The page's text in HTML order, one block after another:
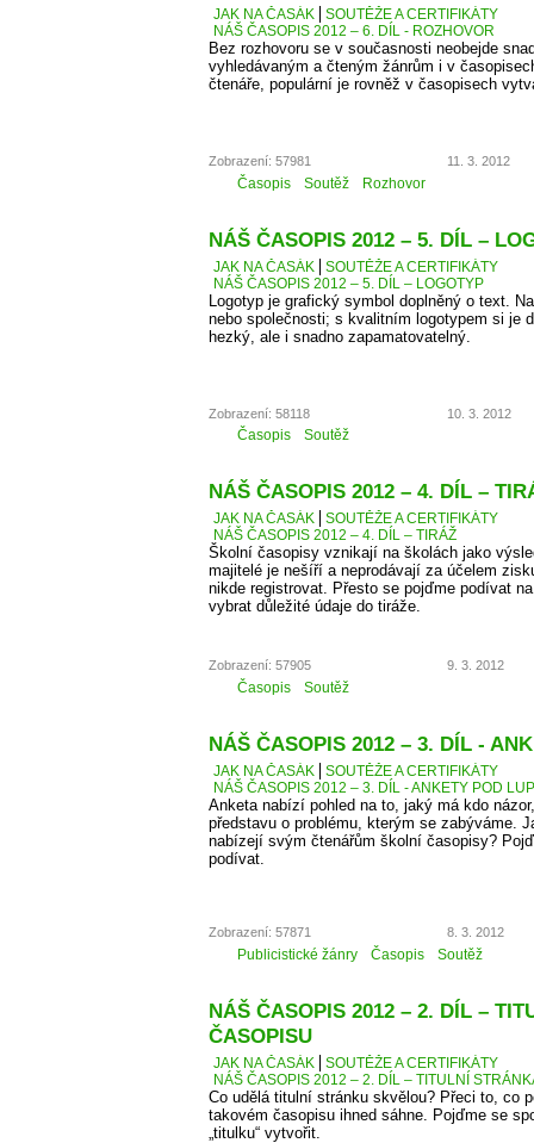
JAK NA ČASÁK
SOUTĚŽE A CERTIFIKÁTY
NÁŠ ČASOPIS 2012 – 6. DÍL - ROZHOVOR
Bez rozhovoru se v současnosti neobejde
vyhledávaným a čteným žánrům i v
čtenáře, populární je rovněž v časopisech
Zobrazení: 57981 11. 3. 2012
Časopis Soutěž Rozhovor
NÁŠ ČASOPIS 2012 – 5. DÍL –
JAK NA ČASÁK
SOUTĚŽE A CERTIFIKÁTY
NÁŠ ČASOPIS 2012 – 5. DÍL – LOGOTYP
Logotyp je grafický symbol doplněný o text.
nebo společnosti; s kvalitním logotypem si je
hezký, ale i snadno zapamatovatelný.
Zobrazení: 58118 10. 3. 2012
Časopis Soutěž
NÁŠ ČASOPIS 2012 – 4. DÍL –
JAK NA ČASÁK
SOUTĚŽE A CERTIFIKÁTY
NÁŠ ČASOPIS 2012 – 4. DÍL – TIRÁŽ
Školní časopisy vznikají na školách jako
majitelé je nešíří a neprodávají za účelem
nikde registrovat. Přesto se pojďme podívat
vybrat důležité údaje do tiráže.
Zobrazení: 57905 9. 3. 2012
Časopis Soutěž
NÁŠ ČASOPIS 2012 – 3. DÍL -
JAK NA ČASÁK
SOUTĚŽE A CERTIFIKÁTY
NÁŠ ČASOPIS 2012 – 3. DÍL - ANKETY POD
Anketa nabízí pohled na to, jaký má kdo
představu o problému, kterým se zabýváme.
nabízejí svým čtenářům školní časopisy?
podívat.
Zobrazení: 57871 8. 3. 2012
Publicistické žánry Časopis Soutěž
NÁŠ ČASOPIS 2012 – 2. DÍL –
ČASOPISU
JAK NA ČASÁK
SOUTĚŽE A CERTIFIKÁTY
NÁŠ ČASOPIS 2012 – 2. DÍL – TITULNÍ
Co udělá titulní stránku skvělou? Přeci to, co
takovém časopisu ihned sáhne. Pojďme se
„titulku“ vytvořit.